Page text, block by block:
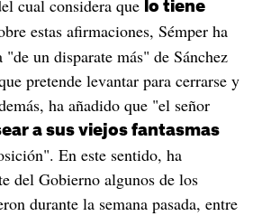
cual considera que lo tiene
estas afirmaciones, Sémper ha
"de un disparate más" de Sánchez
pretende levantar para cerrarse y
ha añadido que "el señor
a sus viejos fantasmas
En este sentido, ha
del Gobierno algunos de los
durante la semana pasada, entre